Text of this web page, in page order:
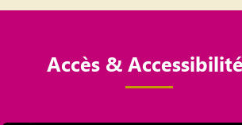
Accès &